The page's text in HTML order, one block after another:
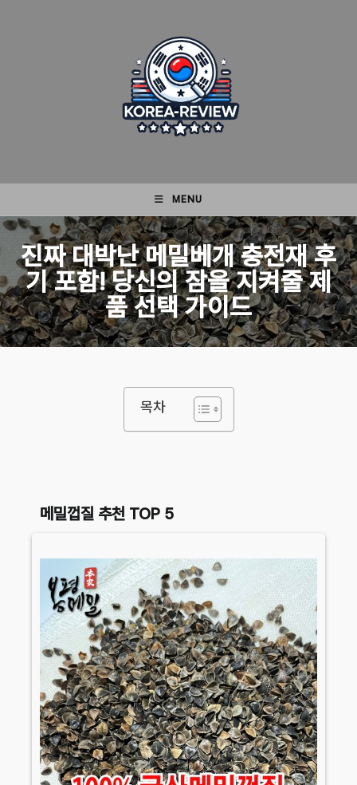
MENU
진짜 대박난 메밀베개 충전재 후
기 포함! 당신의 잠을 지켜줄 제
품 선택 가이드
목차
메밀껍질 추천 TOP 5